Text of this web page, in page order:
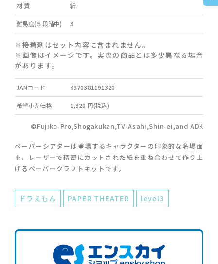
材 質 紙
難易度(５段階中) 3
※接着剤はセット内容に含まれません。
※画像はイメージです。実際の商品とは多少異なる場合
があります。
JANコード 4970381191320
希望小売価格 1,320 円(税込)
©Fujiko-Pro,Shogakukan,TV-Asahi,Shin-ei,and ADK
ペーパーシアターは登場するキャラクターの印象的な名場面
を、レーザーで精密にカットされた紙を重ね合わせて作り上
げるペーパークラフトキットです。
ドラえもん PAPER THEATER level3